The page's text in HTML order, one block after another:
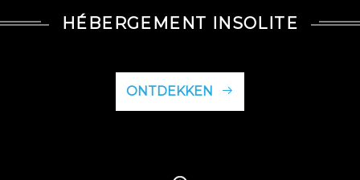
HÉBERGEMENT INSOLITE
ONTDEKKEN